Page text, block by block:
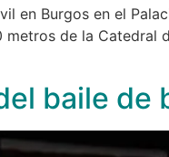
en Burgos en el
metros de la Catedral
baile de